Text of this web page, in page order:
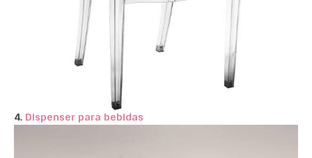
4. Dispenser para bebidas